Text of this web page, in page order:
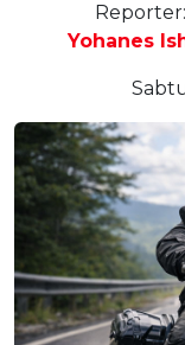
Reporter:
Yohanes